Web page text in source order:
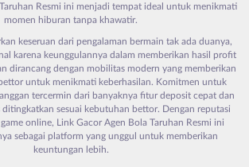
Resmi ini menjadi tempat ideal untuk menikmati
momen hiburan tanpa khawatir.
keseruan dari pengalaman bermain tak ada duanya,
karena keunggulannya dalam memberikan hasil profit
dirancang dengan mobilitas modern yang memberikan
untuk menikmati keberhasilan. Komitmen untuk
tercermin dari banyaknya fitur deposit cepat dan
sesuai kebutuhan bettor. Dengan reputasi
online, Link Gacor Agen Bola Taruhan Resmi ini
sebagai platform yang unggul untuk memberikan
keuntungan lebih.